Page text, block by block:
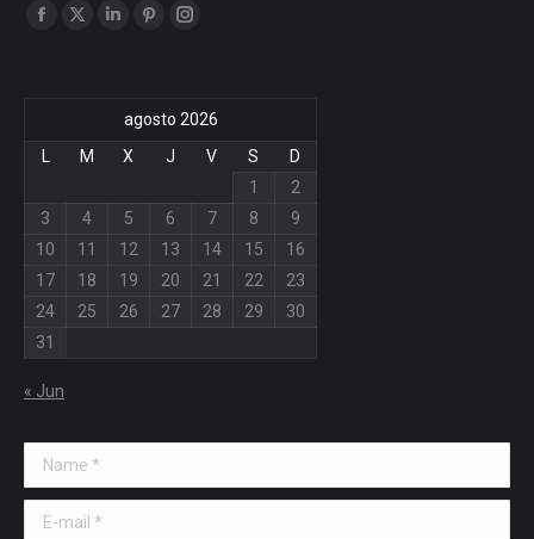
Find us on:
Facebook
new
X
new
Linkedin
in
new
Pinterest
in
new
Instagram
in
new
agosto 2026
L
M X J V S
D
1
2
3
4 5 6 7 8
9
10
11 12 13 14 15
16
17
18 19 20 21 22
23
24
25 26 27 28 29
30
31
« Jun
Name *
E-mail *